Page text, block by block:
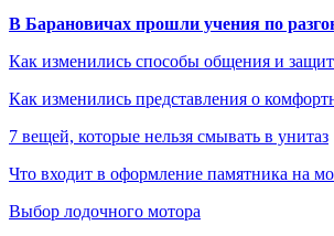
В Барановичах прошли учения по
Как изменились способы общения и
Как изменились представления о
7 вещей, которые нельзя смывать в унитаз
Что входит в оформление памятника на
Выбор лодочного мотора